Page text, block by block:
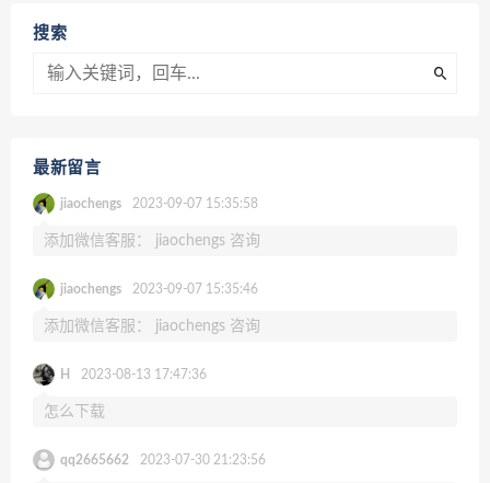
搜索
最新留言
jiaochengs 2023-09-07 15:35:58
添加微信客服： jiaochengs 咨询
jiaochengs 2023-09-07 15:35:46
添加微信客服： jiaochengs 咨询
H 2023-08-13 17:47:36
怎么下载
qq2665662 2023-07-30 21:23:56